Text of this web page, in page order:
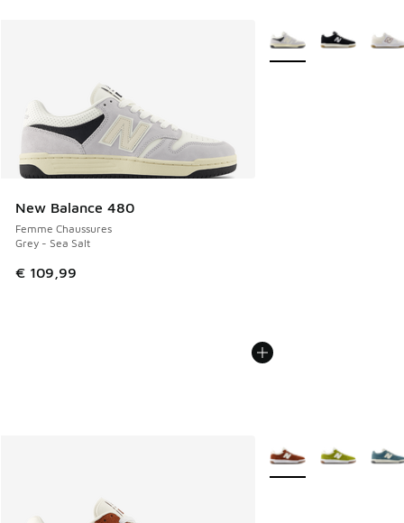
New Balance 480
Femme Chaussures
Grey - Sea Salt
€ 109,99
Plus de couleurs
Plus de couleurs